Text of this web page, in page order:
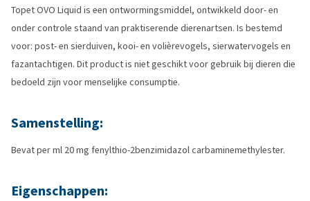
Topet OVO Liquid is een ontwormingsmiddel, ontwikkeld door- en
onder controle staand van praktiserende dierenartsen. Is bestemd
voor: post- en sierduiven, kooi- en volièrevogels, sierwatervogels en
fazantachtigen. Dit product is niet geschikt voor gebruik bij dieren die
bedoeld zijn voor menselijke consumptie.
Samenstelling:
Bevat per ml 20 mg fenylthio-2benzimidazol carbaminemethylester.
Eigenschappen: